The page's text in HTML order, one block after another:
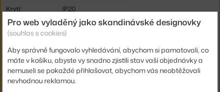
Krytí:
IP20
Hlavní materiál:
pryskyřice
Patice / zdroj:
Distribuce světla: nepřímé světlo
Zdroj součástí:
ne
Pro web vyladěný jako skandinávské designovky
(souhlas s cookies)
Aby správně fungovalo vyhledávání, abychom si pamatovali, co
máte v košíku, abyste vy snadno zjistili stav vaší objednávky a
nemuseli se pokaždé přihlašovat, abychom vás neobtěžovali
nevhodnou reklamou.